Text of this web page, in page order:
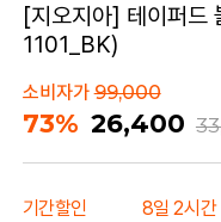
[지오지아] 테이퍼드
1101_BK)
소비자가99,000
73% 26,400
기간할인
8일 2시간